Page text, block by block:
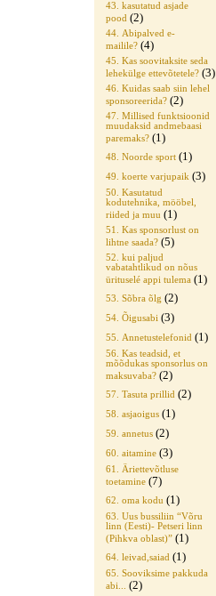
43. kasutatud asjade
pood (2)
44. Abipalved e-
mailile? (4)
45. Kas soovitaksite seda
lehekülge ettevõtetele? (3)
46. Kuidas saab siin lehel
sponsoreerida? (2)
47. Millised funktsioonid
muudaksid andmebaasi
paremaks? (1)
48. Noorde sport (1)
49. koerte varjupaik (3)
50. Kasutatud
kodutehnika, mööbel,
riided ja muu (1)
51. Kas sponsorlust on
lihtne saada? (5)
52. kui paljud
vabatahtlikud on nõus
ürituselé appi tulema (1)
53. Sõbra õlg (2)
54. Õigusabi (3)
55. Annetustelefonid (1)
56. Kas teadsid, et
mõõdukas sponsorlus on
maksuvaba? (2)
57. Tasuta prillid (2)
58. asjaoigus (1)
59. annetus (2)
60. aitamine (3)
61. Äriettevõtluse
toetamine (7)
62. oma kodu (1)
63. Uus bussiliin “Võru
linn (Eesti)- Petseri linn
(Pihkva oblast)” (1)
64. leivad,saiad (1)
65. Sooviksime pakkuda
abi...
(2)